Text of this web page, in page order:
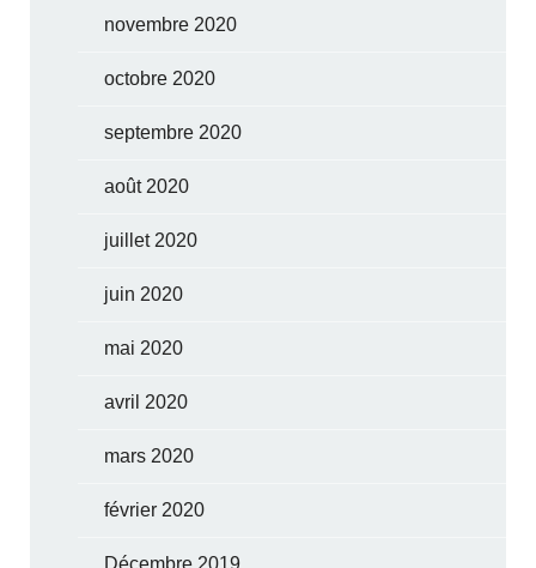
novembre 2020
octobre 2020
septembre 2020
août 2020
juillet 2020
juin 2020
mai 2020
avril 2020
mars 2020
février 2020
Décembre 2019